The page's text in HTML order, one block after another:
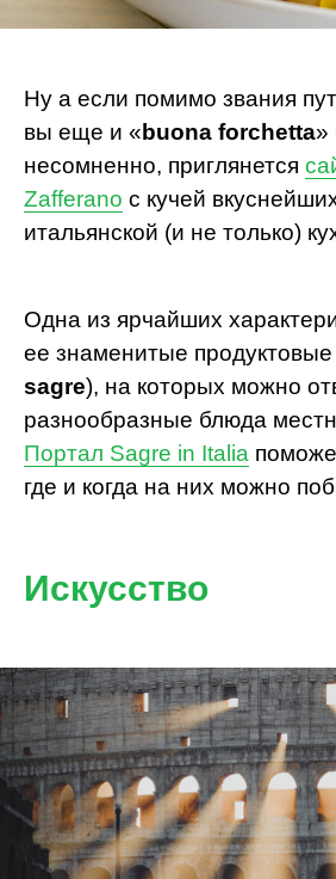
Ну а если помимо звания
вы еще и « buona forchetta»
несомненно, приглянется
Zafferano c кучей
итальянской (и не только)
Одна из ярчайших
ее знаменитые
sagre), на которых можно
разнообразные блюда
Портал Sagre in Italia
где и когда на них можно
Искусство